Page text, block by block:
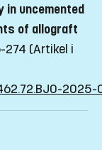
uncemented
of allograft
274 (Artikel i
2025-